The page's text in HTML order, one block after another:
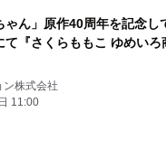
ゃん」原作40周年を記念し
て『さくらももこ ゆめいろ
ン株式会社
11:00